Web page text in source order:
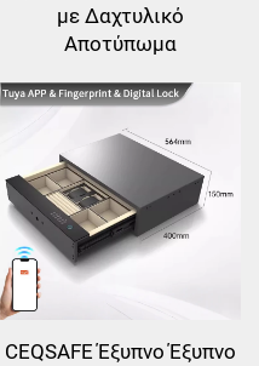
με Δαχτυλικό
Αποτύπωμα
CEQSAFE Έξυπνο Έξυπνο